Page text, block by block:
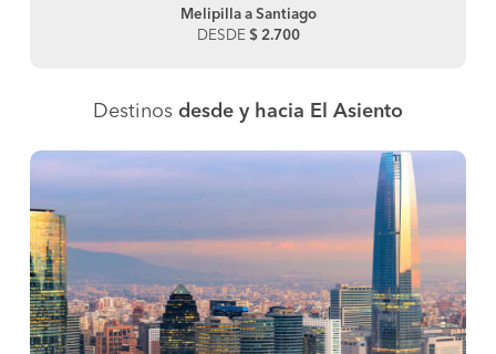
Melipilla a Santiago
DESDE $ 2.700
Destinos desde y hacia El Asiento